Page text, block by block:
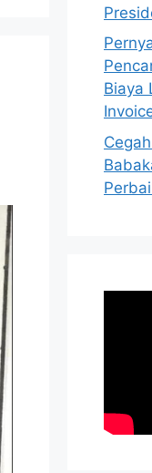
Biaya